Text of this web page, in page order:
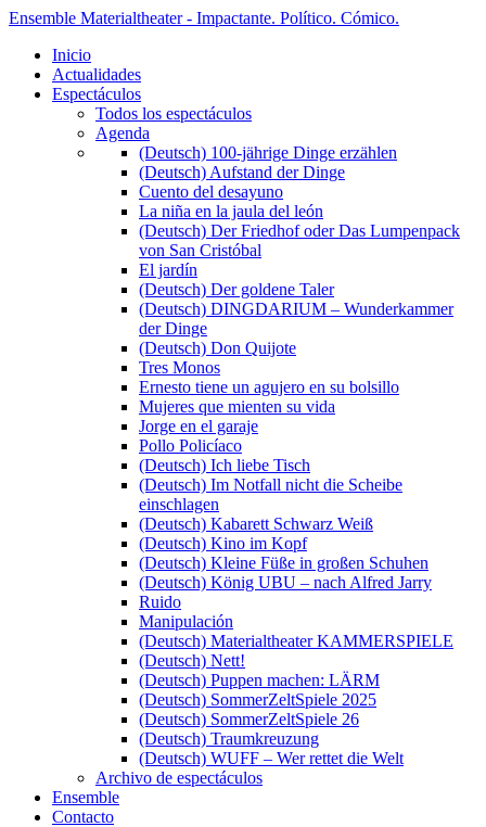
Ensemble Materialtheater - Impactante. Político. Cómico.
Inicio
Actualidades
Espectáculos
Todos los espectáculos
Agenda
(Deutsch) 100-jährige Dinge erzählen
(Deutsch) Aufstand der Dinge
Cuento del desayuno
La niña en la jaula del león
(Deutsch) Der Friedhof oder Das Lumpenpack
von San Cristóbal
El jardín
(Deutsch) Der goldene Taler
(Deutsch) DINGDARIUM – Wunderkammer
der Dinge
(Deutsch) Don Quijote
Tres Monos
Ernesto tiene un agujero en su bolsillo
Mujeres que mienten su vida
Jorge en el garaje
Pollo Policíaco
(Deutsch) Ich liebe Tisch
(Deutsch) Im Notfall nicht die Scheibe
einschlagen
(Deutsch) Kabarett Schwarz Weiß
(Deutsch) Kino im Kopf
(Deutsch) Kleine Füße in großen Schuhen
(Deutsch) König UBU – nach Alfred Jarry
Ruido
Manipulación
(Deutsch) Materialtheater KAMMERSPIELE
(Deutsch) Nett!
(Deutsch) Puppen machen: LÄRM
(Deutsch) SommerZeltSpiele 2025
(Deutsch) SommerZeltSpiele 26
(Deutsch) Traumkreuzung
(Deutsch) WUFF – Wer rettet die Welt
Archivo de espectáculos
Ensemble
Contacto